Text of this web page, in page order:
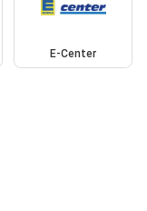
E-Center